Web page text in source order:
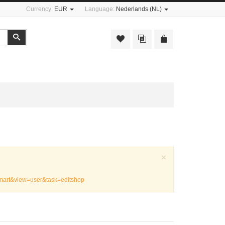
Language: Nederlands (NL)
Currency: EUR
Zoeken
×